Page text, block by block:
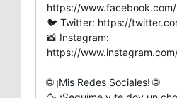
https://www.facebook.com/
🐦 Twitter: https://
📸 Instagram:
https://
🌐 ¡Mis Redes Sociales! 🌐